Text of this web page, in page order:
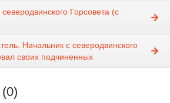
Горсовета (с
Начальник с северодвинского
своих подчиненных